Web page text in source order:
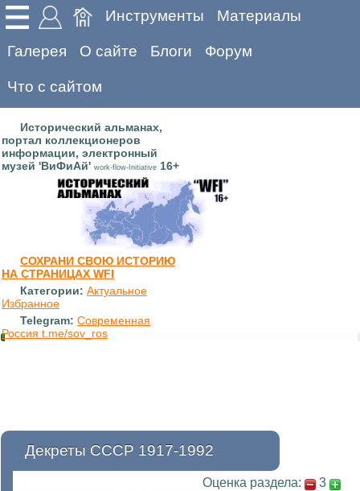
Инструменты Материалы
Галерея О сайте Блоги Форум
Что с сайтом
Исторический альманах,
портал коллекционеров
информации, электронный
музей 'ВиФиАй' work-flow-Initiative 16+
СОХРАНИ СВОЮ ИСТОРИЮ
НА СТРАНИЦАХ WFI
Категории: Актуальное
Избранное
Telegram: Современная
Россия t.me/sov_ros
Декреты СССР 1917-1992
Оценка раздела:
3